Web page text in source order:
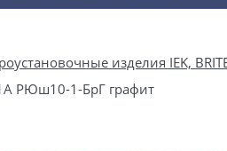
изделия IEK,
РЮш10-1-БрГ графит